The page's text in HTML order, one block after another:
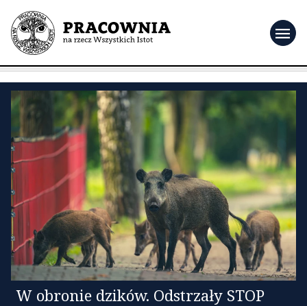
menu
W obronie dzików. Odstrzały STOP